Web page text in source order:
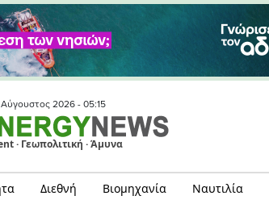
2026 - 05:15
· Γεωπολιτική · Άμυνα
Διεθνή Βιομηχανία Ναυτιλία